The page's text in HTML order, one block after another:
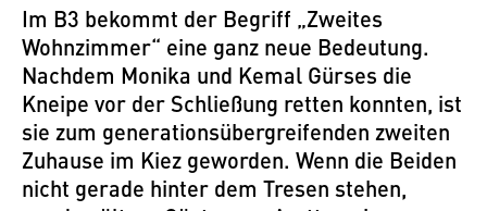
Im B3 bekommt der Begriff „Zweites
Wohnzimmer“ eine ganz neue Bedeutung.
Nachdem Monika und Kemal Gürses die
Kneipe vor der Schließung retten konnten, ist
sie zum generationsübergreifenden zweiten
Zuhause im Kiez geworden. Wenn die Beiden
nicht gerade hinter dem Tresen stehen,